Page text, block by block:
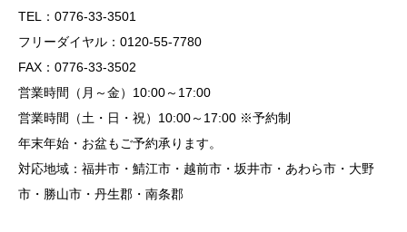
TEL：0776-33-3501
フリーダイヤル：0120-55-7780
FAX：0776-33-3502
営業時間（月～金）10:00～17:00
営業時間（土・日・祝）10:00～17:00 ※予約制
年末年始・お盆もご予約承ります。
対応地域：福井市・鯖江市・越前市・坂井市・あわら市・大野
市・勝山市・丹生郡・南条郡